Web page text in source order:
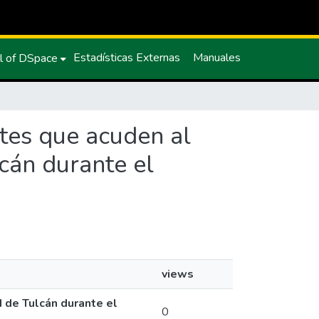
of DSpace Estadísticas Externas Manuales
que acuden al
durante el
views
Tulcán durante el
0